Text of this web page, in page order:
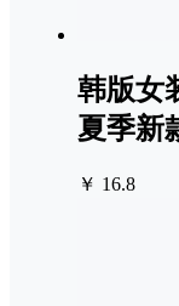
韩版女
夏季新
￥ 16.8